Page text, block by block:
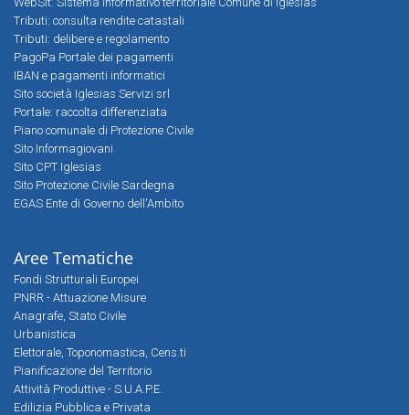
Tributi: consulta rendite catastali
Tributi: delibere e regolamento
PagoPa Portale dei pagamenti
IBAN e pagamenti informatici
Sito società Iglesias Servizi srl
Portale: raccolta differenziata
Piano comunale di Protezione Civile
Sito Informagiovani
Sito CPT Iglesias
Sito Protezione Civile Sardegna
EGAS Ente di Governo dell'Ambito
Aree Tematiche
Fondi Strutturali Europei
PNRR - Attuazione Misure
Anagrafe, Stato Civile
Urbanistica
Elettorale, Toponomastica, Cens.ti
Pianificazione del Territorio
Attività Produttive - S.U.A.P.E.
Edilizia Pubblica e Privata